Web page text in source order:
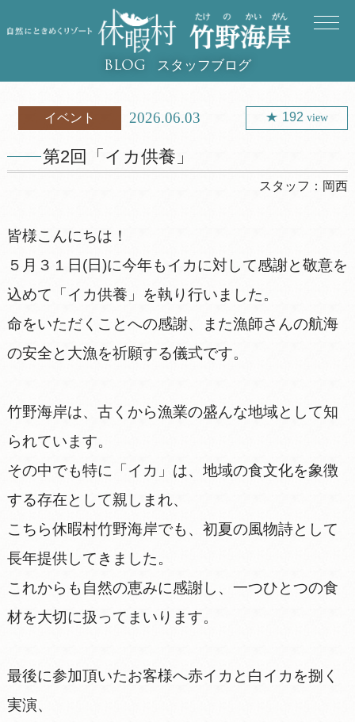
BLOG スタッフブログ
イベント 2026.06.03 192 view
第2回「イカ供養」
スタッフ： 岡西
皆様こんにちは！
５月３１日(日)に今年もイカに対して感謝と敬意を
込めて「イカ供養」を執り行いました。
命をいただくことへの感謝、また漁師さんの航海
の安全と大漁を祈願する儀式です。
竹野海岸は、古くから漁業の盛んな地域として知
られています。
その中でも特に「イカ」は、地域の食文化を象徴
する存在として親しまれ、
こちら休暇村竹野海岸でも、初夏の風物詩として
長年提供してきました。
これからも自然の恵みに感謝し、一つひとつの食
材を大切に扱ってまいります。
最後に参加頂いたお客様へ赤イカと白イカを捌く
実演、